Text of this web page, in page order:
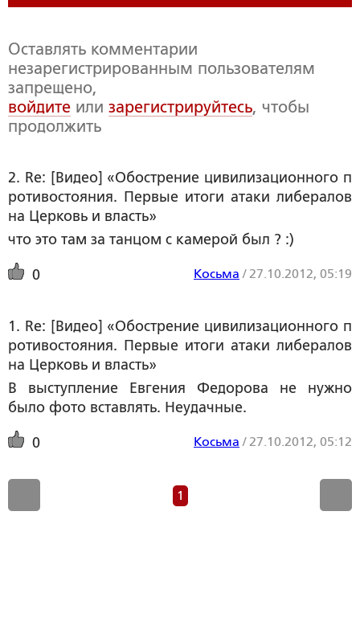
Оставлять комментарии
незарегистрированным пользователям
запрещено,
войдите или зарегистрируйтесь, чтобы
продолжить
2. Re: [Видео] «Обострение цивилизационного п
ротивостояния. Первые итоги атаки либералов
на Церковь и власть»
что это там за танцом с камерой был ? :)
0 Косьма / 27.10.2012, 05:19
1. Re: [Видео] «Обострение цивилизационного п
ротивостояния. Первые итоги атаки либералов
на Церковь и власть»
В выступление Евгения Федорова не нужно
было фото вставлять. Неудачные.
0 Косьма / 27.10.2012, 05:12
1